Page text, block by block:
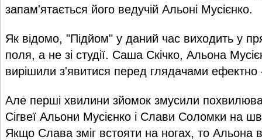
запам'ятається його ведучій Альоні Мусієнко.
Як відомо, "Підйом" у даний час виходить у
поля, а не зі студії. Саша Скічко, Альона
вирішили з'явитися перед глядачами ефектно
Але перші хвилини зйомок змусили
Сігвеї Альони Мусієнко і Слави Соломки на
Якщо Слава зміг встояти на ногах, то Альона